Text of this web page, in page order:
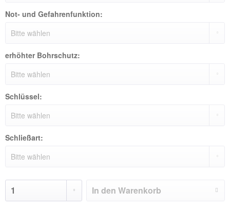
Not- und Gefahrenfunktion:
erhöhter Bohrschutz:
Schlüssel:
Schließart:
In den Warenkorb